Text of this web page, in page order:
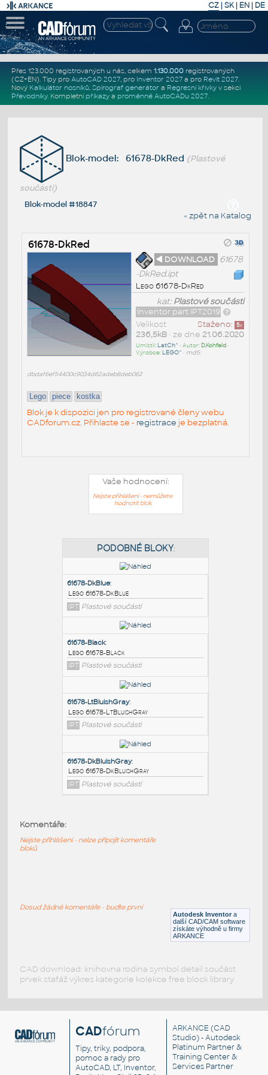
CZ | SK| EN | DE
Přes 123.000 registrovaných u nás, celkem 1.130.000registrovaných
(CZ+EN). Tipy pro AutoCAD 2027, pro Inventor 2027a pro Revit 2027.
Nový Kalkulátor nosníků, Spirograf generátor a Regresní křivkyv sekci
Převodníky. Kompletní příkazya proměnné AutoCADu 2027.
Blok-model: 61678-DkRed (Plastové
součásti)
Blok-model #18847
« zpět na Katalog
61678-DkRed
◄ DOWNLOAD
61678
-DkRed.ipt
Lego 61678-DkRed
kat:Plastové součásti
Inventor part IPT2019
Staženo: 5x
Velikost
236,5kB• ze dne 21.06.2020
Umístil: LatCh^ • Autor: D.Kohfeld•
Výrobce: LEGO^ • md5:
dbdaf6ef54400c9034d62adeb8deb062
Lego piece kostka
Blok je k dispozici jen pro registrované členy webu
CADforum.cz. Přihlaste se - registrace je bezplatná.
Vaše hodnocení:
Nejste přihlášeni - nemůžete
hodnotit blok
61678-DkBlue:
Lego 61678-DkBlue
IPT Plastové součásti
61678-Black:
Lego 61678-Black
IPT Plastové součásti
Lego 61678-LtBluishGray
Lego 61678-DkBluishGray
Autodesk Inventor a
další CAD/CAM software
získáte výhodně u firmy
ARKANCE
Komentáře:
Nejste přihlášeni - nelze připojit komentáře
bloků
Dosud žádné komentáře - buďte první
CAD download: knihovna rodina symbol detail součást
prvek stafáž výkres kategorie kolekce free block library
CADfórum
Tipy, triky, podpora,
pomoc a rady pro
AutoCAD, LT, Inventor,
ARKANCE (CAD
Studio) - Autodesk
Platinum Partner &
Training Center &
Services Partner